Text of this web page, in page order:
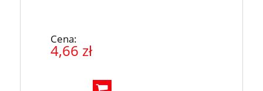
Cena:
4,66 zł